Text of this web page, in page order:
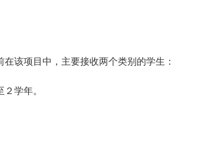
该项目中，主要接收两个类别的学生：
学年。